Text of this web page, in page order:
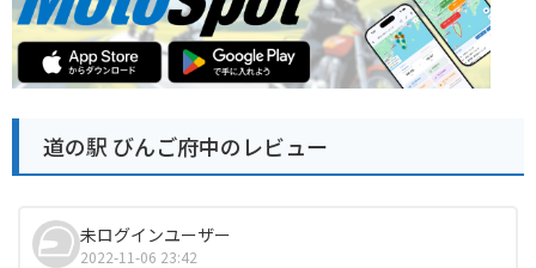
道の駅 びんご府中のレビュー
未ログインユーザー
2022-11-06 23:42